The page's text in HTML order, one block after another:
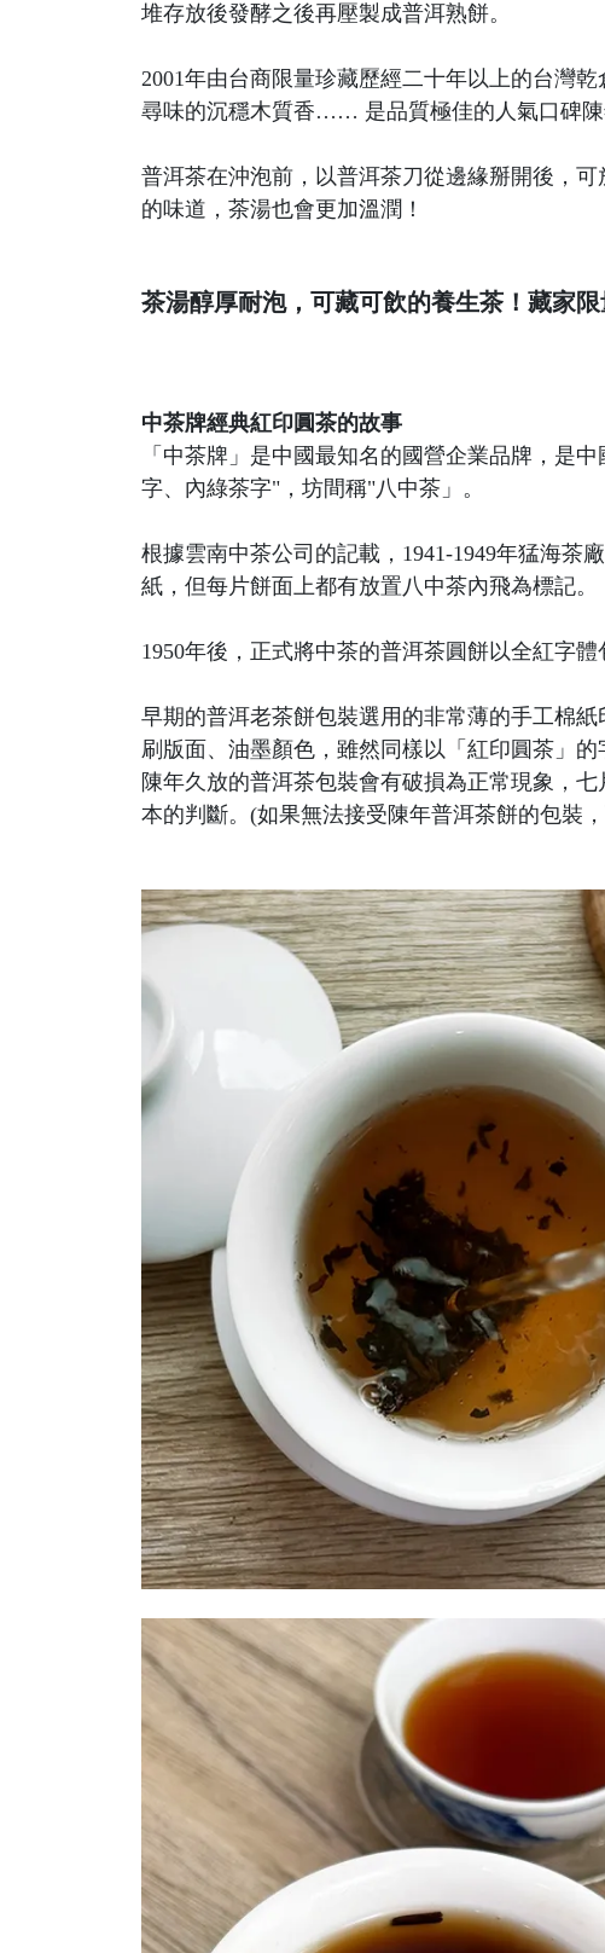
堆存放後發酵之後再壓製成普洱熟餅。
2001年由台商限量珍藏歷經二十年以上的台灣
尋味的沉穩木質香…… 是品質極佳的人氣口碑陳
普洱茶在沖泡前，以普洱茶刀從邊緣掰開後，
的味道，茶湯也會更加溫潤！
茶湯醇厚耐泡，可藏可飲的養生茶！藏家
中茶牌經典紅印圓茶的故事
「中茶牌」是中國最知名的國營企業品牌，是
字、內綠茶字"，坊間稱"八中茶」。
根據雲南中茶公司的記載，1941-1949年猛海茶
紙，但每片餅面上都有放置八中茶內飛為標記。
1950年後，正式將中茶的普洱茶圓餅以全紅字
早期的普洱老茶餅包裝選用的非常薄的手工棉
刷版面、油墨顏色，雖然同樣以「紅印圓茶」
陳年久放的普洱茶包裝會有破損為正常現象，
本的判斷。(如果無法接受陳年普洱茶餅的包裝